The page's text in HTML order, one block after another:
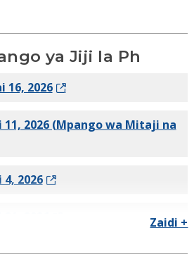
ya Jiji la Ph
16, 2026
11, 2026 (Mpango wa Mitaji na
2026
16, 2026
Zaidi +